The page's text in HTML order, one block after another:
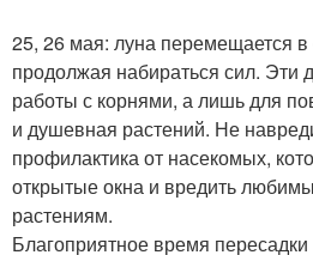
25, 26 мая: луна перемещается в
продолжая набираться сил. Эти
работы с корнями, а лишь для
и душевная растений. Не
профилактика от насекомых,
открытые окна и вредить
растениям.
Благоприятное время пересадки